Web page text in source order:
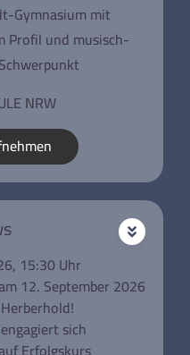
Gymnasium mit
Profil und musisch-
NRW
15:30 Uhr
12. September 2026
sich